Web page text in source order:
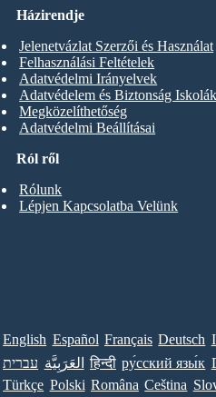
Ról ről
Rólunk
Lépjen Kapcsolatba Velünk
Házirendje
Jelenetvázlat Szerzői és Használat
Felhasználási Feltételek
Adatvédelmi Irányelvek
Adatvédelem és Biztonság
Megközelíthetőség
Adatvédelmi Beállításai
English Español Français Deutsch
עברית العَرَبِيَّة हिन्दी ру́сский язы́к
Türkçe Polski Româna Ceština